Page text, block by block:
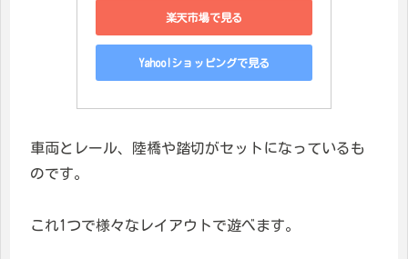
楽天市場で見る
Yahoo!ショッピングで見る
車両とレール、陸橋や踏切がセットになっているも
のです。
これ1つで様々なレイアウトで遊べます。